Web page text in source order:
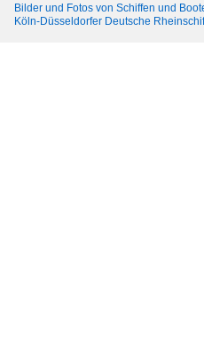
Bilder und Fotos von Schiffen und
Köln-Düsseldorfer Deutsche